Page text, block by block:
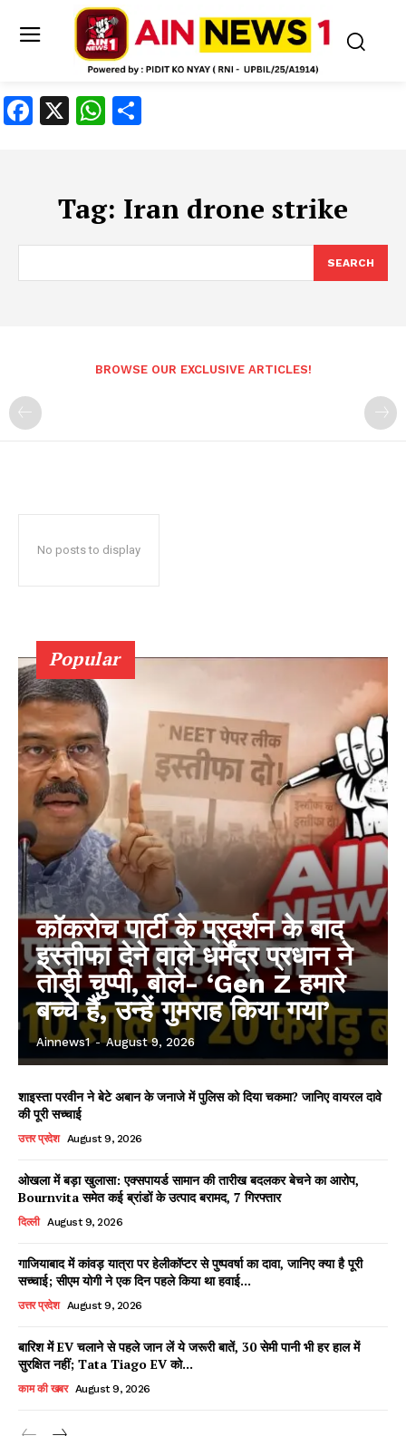
Facebook
X WhatsApp
Share
Read Latest News on AIN
Facebook
X WhatsApp
Tag: Iran drone strike
SEARCH
BROWSE OUR EXCLUSIVE ARTICLES!
No posts to display
Popular
कॉकरोच पार्टी के प्रदर्शन के बाद
इस्तीफा देने वाले धर्मेंद्र प्रधान ने
तोड़ी चुप्पी, बोले- ‘Gen Z हमारे
बच्चे हैं, उन्हें गुमराह किया गया’
Ainnews1 - August 9, 2026
शाइस्ता परवीन ने बेटे अबान के जनाजे में पुलिस को दिया चकमा? जानिए वायरल दावे
की पूरी सच्चाई
उत्तर प्रदेश August 9, 2026
ओखला में बड़ा खुलासा: एक्सपायर्ड सामान की तारीख बदलकर बेचने का आरोप,
Bournvita समेत कई ब्रांडों के उत्पाद बरामद, 7 गिरफ्तार
दिल्ली August 9, 2026
गाजियाबाद में कांवड़ यात्रा पर हेलीकॉप्टर से पुष्पवर्षा का दावा, जानिए क्या है पूरी
सच्चाई; सीएम योगी ने एक दिन पहले किया था हवाई...
उत्तर प्रदेश August 9, 2026
बारिश में EV चलाने से पहले जान लें ये जरूरी बातें, 30 सेमी पानी भी हर हाल में
सुरक्षित नहीं; Tata Tiago EV को...
काम की खबर August 9, 2026